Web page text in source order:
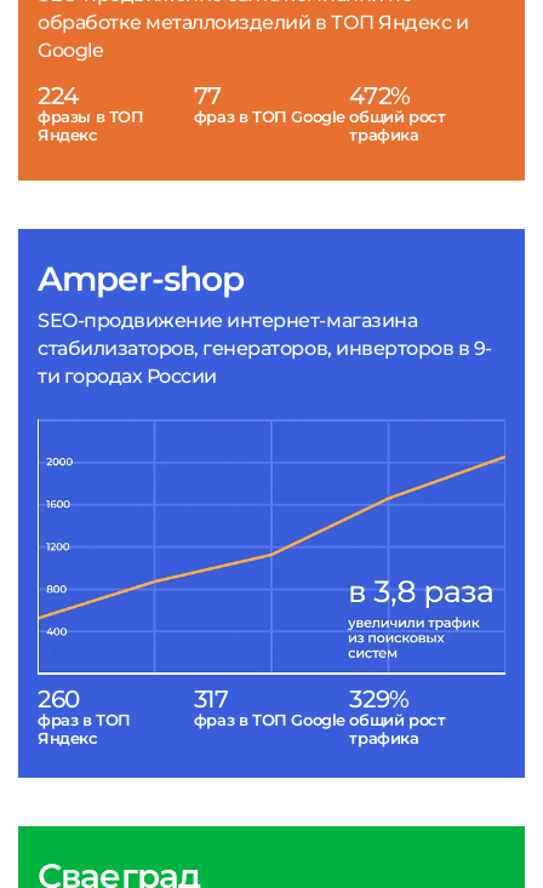
Amper-shop
SEO-продвижение интернет-магазина
стабилизаторов, генераторов, инверторов в 9-
ти городах России
260
фраз в ТОП
Яндекс
317
фраз в ТОП Google
329%
общий рост
трафика
обработке металлоизделий в ТОП Яндекс и
Google
224
фразы в ТОП
Яндекс
77
фраз в ТОП Google
472%
общий рост
трафика
Сваеград